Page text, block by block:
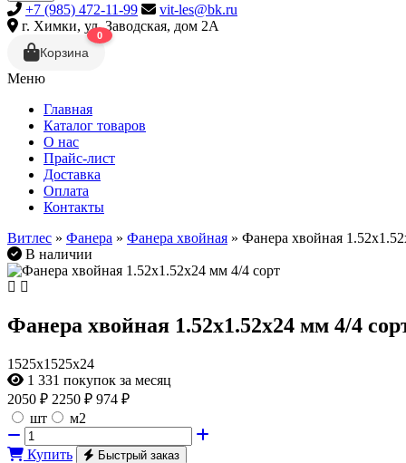
+7 (985) 472-11-99
vit-les@bk.ru
г. Химки, ул. Заводская, дом 2А
Корзина
0
Меню
Главная
Каталог товаров
О нас
Прайс-лист
Доставка
Оплата
Контакты
Витлес » Фанера » Фанера хвойная » Фанера хвойная
В наличии
Фанера хвойная 1.52х1.52х24 мм 4/4
1525х1525х24
1 331 покупок за месяц
2050 ₽ 2250 ₽ 974 ₽
шт
м2
Купить
Быстрый заказ